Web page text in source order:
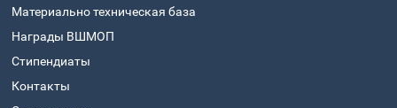
Материально техническая база
Награды ВШМОП
Стипендиаты
Контакты